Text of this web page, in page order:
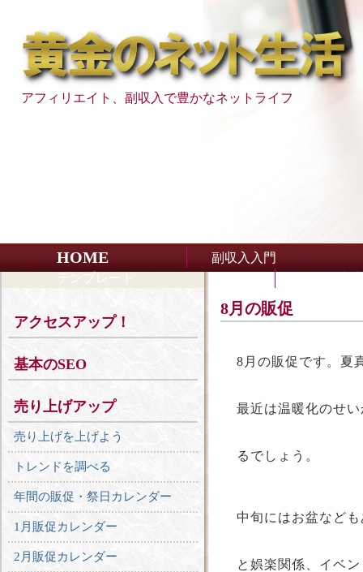
アフィリエイト、副収入で豊かなネットライフ
HOME
副収入入門
テンプレート
8月の販促
8月の販促です。夏
最近は温暖化のせ
るでしょう。
中旬にはお盆など
と娯楽関係、イベ
アクセスアップ！
基本のSEO
売り上げアップ
売り上げを上げよう
トレンドを調べる
年間の販促・祭日カレンダー
1月販促カレンダー
2月販促カレンダー